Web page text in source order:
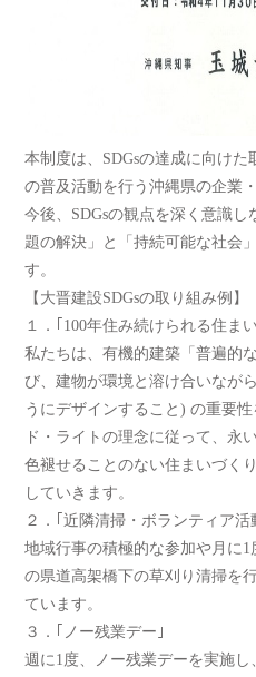
本制度は、SDGsの達成に向け
の普及活動を行う沖縄県の企業
今後、SDGsの観点を深く意識
題の解決」と「持続可能な社会
す。
【大晋建設SDGsの取り組み例】
１．｢100年住み続けられる住ま
私たちは、有機的建築「普遍的
び、建物が環境と溶け合いなが
うにデザインすること) の重要
ド・ライトの理念に従って、永
色褪せることのない住まいづく
していきます。
２．｢近隣清掃・ボランティア活
地域行事の積極的な参加や月に
の県道高架橋下の草刈り清掃を
ています。
３．｢ノー残業デー｣
週に1度、ノー残業デーを実施